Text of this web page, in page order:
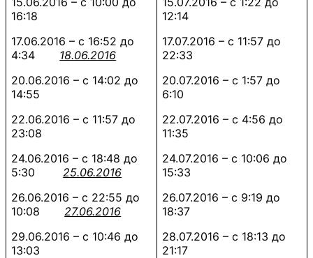
16:18
17.06.2016 – с 16:52 до
4:34 18.06.2016
20.06.2016 – с 14:02 до
14:55
22.06.2016 – с 11:57 до
23:08
24.06.2016 – с 18:48 до
5:30 25.06.2016
26.06.2016 – с 22:55 до
10:08 27.06.2016
29.06.2016 – с 10:46 до
13:03
12:14
17.07.2016 – с 11:57 до
22:33
20.07.2016 – с 1:57 до
6:10
22.07.2016 – с 4:56 до
11:35
24.07.2016 – с 10:06 до
15:33
26.07.2016 – с 9:19 до
18:37
28.07.2016 – с 18:13 до
21:17